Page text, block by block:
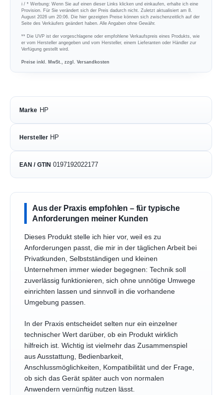
ℹ︎ / * Werbung: Wenn Sie auf einen dieser Links klicken und einkaufen, erhalte ich eine
Provision. Für Sie verändert sich der Preis dadurch nicht. Zuletzt aktualisiert am 8.
August 2026 um 20:06. Die hier gezeigten Preise können sich zwischenzeitlich auf der
Seite des Verkäufers geändert haben. Alle Angaben ohne Gewähr.
** Die UVP ist der vorgeschlagene oder empfohlene Verkaufspreis eines Produkts, wie
er vom Hersteller angegeben und vom Hersteller, einem Lieferanten oder Händler zur
Verfügung gestellt wird.
Preise inkl. MwSt., zzgl. Versandkosten
Marke HP
Hersteller HP
EAN / GTIN 0197192022177
Aus der Praxis empfohlen – für typische
Anforderungen meiner Kunden
Dieses Produkt stelle ich hier vor, weil es zu
Anforderungen passt, die mir in der täglichen Arbeit bei
Privatkunden, Selbstständigen und kleinen
Unternehmen immer wieder begegnen: Technik soll
zuverlässig funktionieren, sich ohne unnötige Umwege
einrichten lassen und sinnvoll in die vorhandene
Umgebung passen.
In der Praxis entscheidet selten nur ein einzelner
technischer Wert darüber, ob ein Produkt wirklich
hilfreich ist. Wichtig ist vielmehr das Zusammenspiel
aus Ausstattung, Bedienbarkeit,
Anschlussmöglichkeiten, Kompatibilität und der Frage,
ob sich das Gerät später auch von normalen
Anwendern vernünftig nutzen lässt.